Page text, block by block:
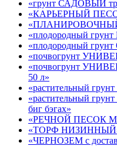
«грунт САДОВЫЙ
«КАРЬЕРНЫЙ
«плодородный
«плодородный
«почвогрунт
«почвогрунт
50 л»
«растительный
«растительный
биг бэгах»
«РЕЧНОЙ ПЕСОК
«ТОРФ
«ЧЕРНОЗЕМ с